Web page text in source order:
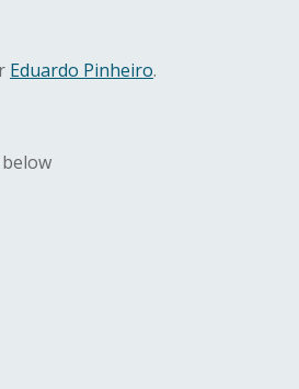
Eduardo Pinheiro.